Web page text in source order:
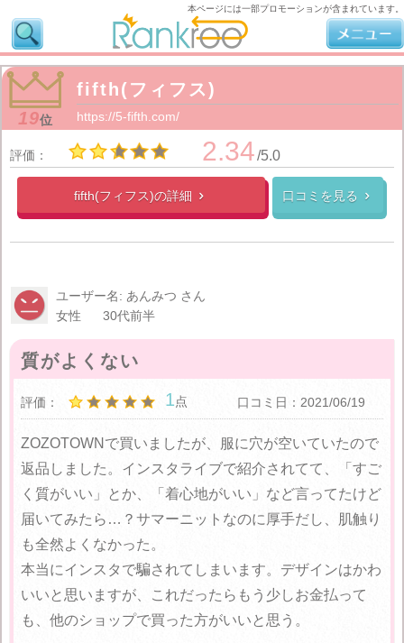
19位
fifth(フィフス)
https://5-fifth.com/
評価： 2.34/5.0
fifth(フィフス)の詳細  口コミを見る 
ユーザー名: あんみつ さん
女性
30代前半
質がよくない
評価： 1点 口コミ日：2021/06/19
ZOZOTOWNで買いましたが、服に穴が空いていたので
返品しました。インスタライブで紹介されてて、「すご
く質がいい」とか、「着心地がいい」など言ってたけど
届いてみたら…？サマーニットなのに厚手だし、肌触り
も全然よくなかった。
本当にインスタで騙されてしまいます。デザインはかわ
いいと思いますが、これだったらもう少しお金払って
も、他のショップで買った方がいいと思う。
本ページには一部プロモーションが含まれています。